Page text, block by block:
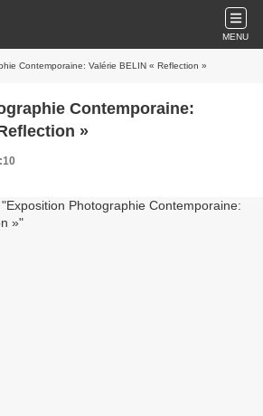
MENU
Contemporaine: Valérie BELIN « Reflection »
Contemporaine:
»